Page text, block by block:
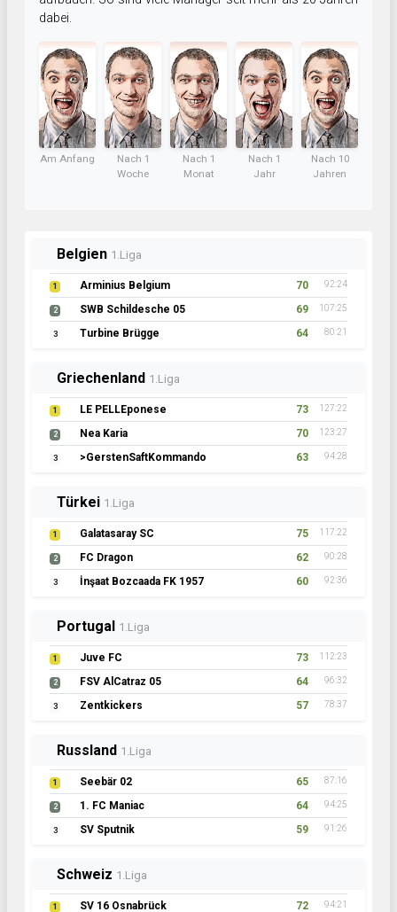
dabei.
Am Anfang
Nach 1
Woche
Nach 1
Monat
Nach 1
Jahr
Nach 10
Jahren
Belgien 1.Liga
1 Arminius Belgium 70 92:24
2 SWB Schildesche 05 69 107:25
3 Turbine Brügge 64 80:21
Griechenland 1.Liga
1 LE PELLEponese 73 127:22
2 Nea Karia 70 123:27
3 >GerstenSaftKommando 63 94:28
Türkei 1.Liga
1 Galatasaray SC 75 117:22
2 FC Dragon 62 90:28
3 İnşaat Bozcaada FK 1957 60 92:36
Portugal 1.Liga
1 Juve FC 73 112:23
2 FSV AlCatraz 05 64 96:32
3 Zentkickers 57 78:37
Russland 1.Liga
1 Seebär 02 65 87:16
2 1. FC Maniac 64 94:25
3 SV Sputnik 59 91:26
Schweiz 1.Liga
1 SV 16 Osnabrück 72 94:21